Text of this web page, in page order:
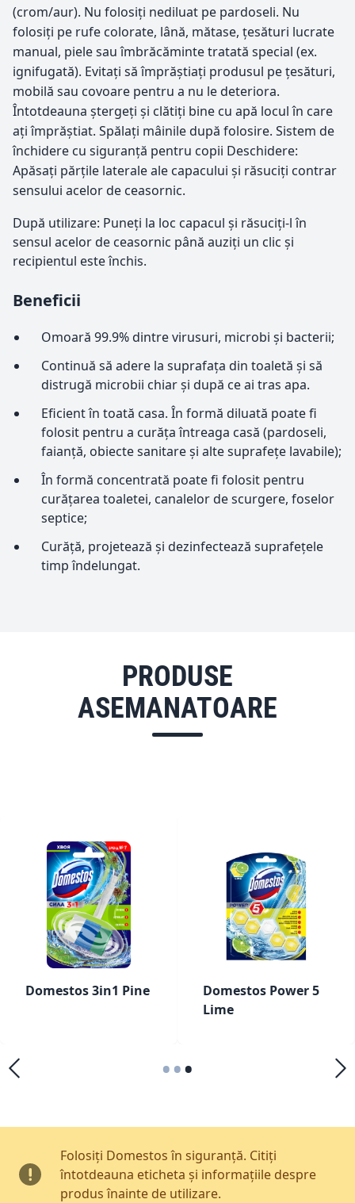
(crom/aur). Nu folosiţi nediluat pe pardoseli. Nu
folosiţi pe rufe colorate, lână, mătase, ţesături lucrate
manual, piele sau îmbrăcăminte tratată special (ex.
ignifugată). Evitaţi să împrăștiaţi produsul pe ţesături,
mobilă sau covoare pentru a nu le deteriora.
Întotdeauna ștergeţi și clătiţi bine cu apă locul în care
aţi împrăștiat. Spălaţi mâinile după folosire. Sistem de
închidere cu siguranţă pentru copii Deschidere:
Apăsaţi părţile laterale ale capacului și răsuciţi contrar
sensului acelor de ceasornic.
După utilizare: Puneţi la loc capacul și răsuciţi-l în
sensul acelor de ceasornic până auziţi un clic și
recipientul este închis.
Beneficii
Omoară 99.9% dintre virusuri, microbi și bacterii;
Continuă să adere la suprafața din toaletă și să
distrugă microbii chiar și după ce ai tras apa.
Eficient în toată casa. În formă diluată poate fi
folosit pentru a curăța întreaga casă (pardoseli,
faianță, obiecte sanitare și alte suprafețe lavabile);
În formă concentrată poate fi folosit pentru
curățarea toaletei, canalelor de scurgere, foselor
septice;
Curăță, projetează și dezinfectează suprafețele
timp îndelungat.
PRODUSE
ASEMANATOARE
Domestos 3in1 Pine
Domestos Power 5
Lime
•••
Folosiți Domestos în siguranță. Citiți
întotdeauna eticheta și informațiile despre
produs înainte de utilizare.